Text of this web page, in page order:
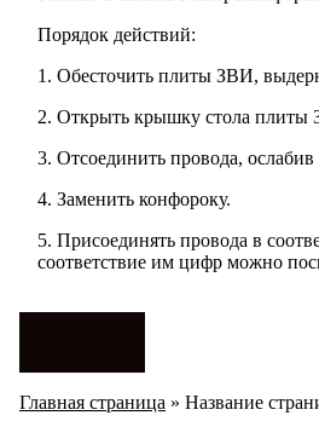
Порядок действий:
1. Обесточить плиты ЗВИ,
2. Открыть крышку стола
3. Отсоединить провода,
4. Заменить конфороку.
5. Присоединять провода в
соответствие им цифр можно
Главная страница » Название